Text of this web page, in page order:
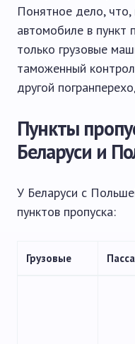
Понятное дело,
автомобиле в пункт
только грузовые
таможенный
другой
Пункты
Беларуси и
У Беларуси с
пунктов пропуска:
Грузовые